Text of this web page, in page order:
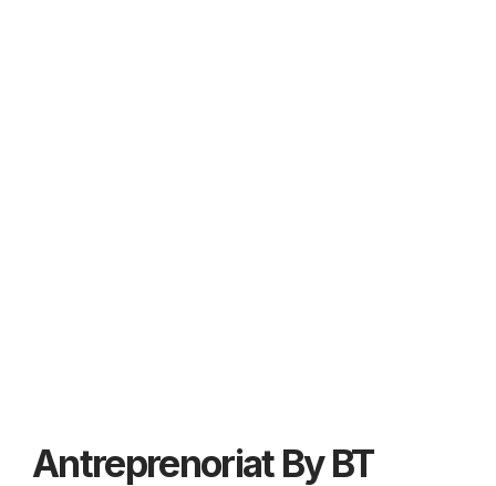
Antreprenoriat By BT